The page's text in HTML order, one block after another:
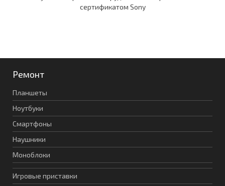
сертификатом Sony
Ремонт
Планшеты
Ноутбуки
Смартфоны
Наушники
Моноблоки
Игровые приставки